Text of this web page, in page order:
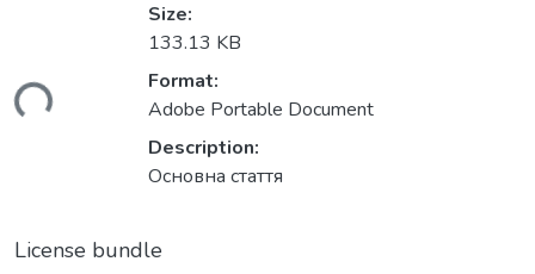
Size:
133.13 KB
Format:
Adobe Portable Document
Description:
Основна стаття
License bundle